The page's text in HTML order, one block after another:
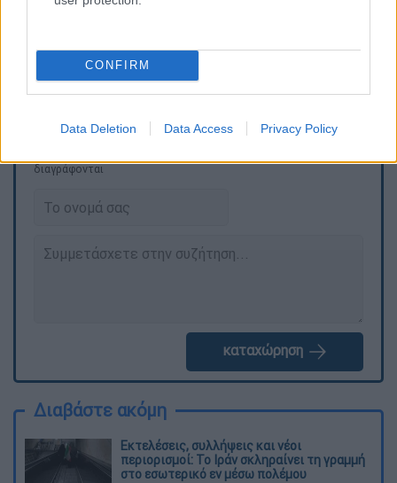
CONFIRM
Data Deletion Data Access Privacy Policy
πατέρα της 23χρονης, για την οποία ξεκίνησε
προκαταρκτική εξέταση.
διαγράφονται
καταχώρηση
Διαβάστε ακόμη
Εκτελέσεις, συλλήψεις και νέοι
περιορισμοί: Το Ιράν σκληραίνει τη γραμμή
στο εσωτερικό εν μέσω πολέμου